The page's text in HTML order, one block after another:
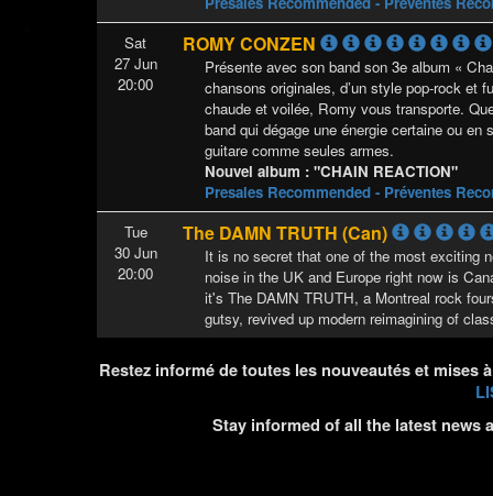
Sat
27 Jun
20:00
ROMY CONZEN
Présente avec son band son 3e album «
chansons originales, d’un style pop-rock et
chaude et voilée, Romy vous transporte.
band qui dégage une énergie certaine ou en
guitare comme seules armes.
Nouvel album : "CHAIN REACTION"
Presales Recommended - Préventes
Tue
30 Jun
20:00
The DAMN TRUTH (Can)
It is no secret that one of the most exciting
noise in the UK and Europe right now is
it's The DAMN TRUTH, a Montreal rock
gutsy, revived up modern reimagining of
Restez informé de toutes les nouveautés et
Stay informed of all the latest news